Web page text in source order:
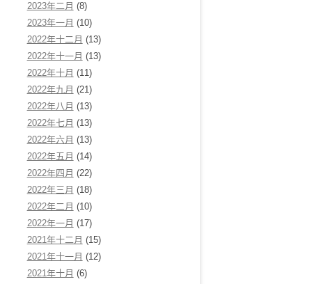
2023年二月 (8)
2023年一月 (10)
2022年十二月 (13)
2022年十一月 (13)
2022年十月 (11)
2022年九月 (21)
2022年八月 (13)
2022年七月 (13)
2022年六月 (13)
2022年五月 (14)
2022年四月 (22)
2022年三月 (18)
2022年二月 (10)
2022年一月 (17)
2021年十二月 (15)
2021年十一月 (12)
2021年十月 (6)